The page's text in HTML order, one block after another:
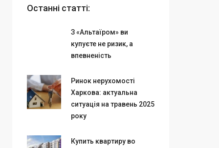
Останні статті:
З «Альтаїром» ви
купуєте не ризик, а
впевненість
Ринок нерухомості
Харкова: актуальна
ситуація на травень 2025
року
Купить квартиру во